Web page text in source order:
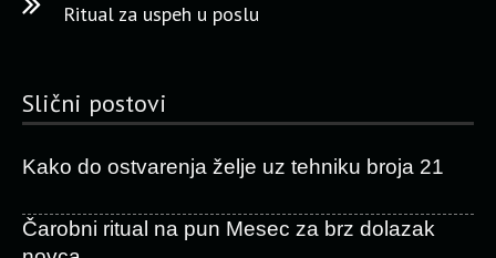
Ritual za uspeh u poslu
Slični postovi
Kako do ostvarenja želje uz tehniku broja 21
Čarobni ritual na pun Mesec za brz dolazak